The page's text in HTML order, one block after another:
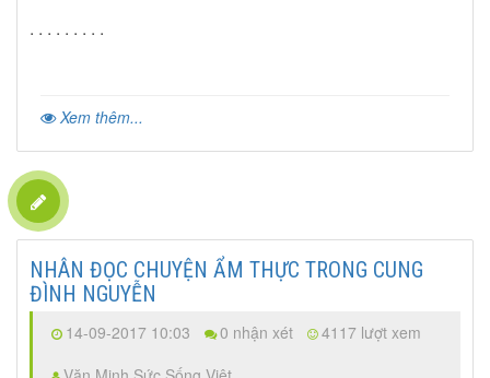
. . . . . . . . .
Xem thêm...
NHÂN ĐỌC CHUYỆN ẨM THỰC TRONG CUNG
ĐÌNH NGUYỄN
14-09-2017 10:03 0 nhận xét
4117 lượt xem